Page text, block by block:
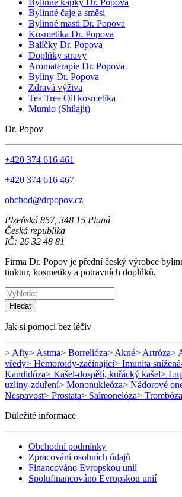
Bylinné kapky Dr. Popova
Bylinné čaje a směsi
Bylinné masti Dr. Popova
Kosmetika Dr. Popova
Balíčky Dr. Popova
Doplňky stravy
Aromaterapie Dr. Popova
Byliny Dr. Popova
Zdravá výživa
Tea Tree Oil kosmetika
Mumio (Shilajit)
Dr. Popov
+420 374 616 461
+420 374 616 467
obchod@drpopov.cz
Plzeňská 857, 348 15 Planá
Česká republika
IČ: 26 32 48 81
Firma Dr. Popov je přední český výrobce
tinktur, kosmetiky a potravních doplňků.
Hledat
Jak si pomoci bez léčiv
> Afty> Astma> Borrelióza> Akné> Artróza>
vředy> Hemoroidy-začínající> Imunita
Kandidóza> Kašel-dospělí, kuřácký kašel>
uzliny-zduření> Mononukleóza> Nádorové
Nespavost> Prostata> Salmonelóza> Trombóza
Důležité informace
Obchodní podmínky
Zpracování osobních údajů
Financováno Evropskou unií
Spolufinancováno Evropskou unií